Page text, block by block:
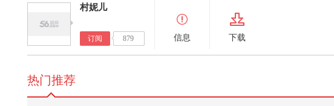
村妮儿
订阅 879 信息 下载
热门推荐